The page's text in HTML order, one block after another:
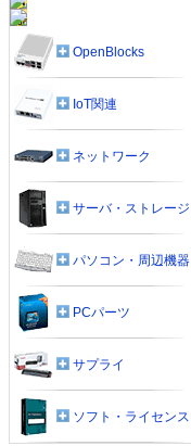
OpenBlocks
IoT関連
ネットワーク
サーバ・ストレージ
パソコン・周辺機器
PCパーツ
サプライ
ソフト・ライセンス